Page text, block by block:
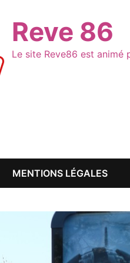
Reve 86
Le site Reve86 est animé
MENTIONS LÉGALES